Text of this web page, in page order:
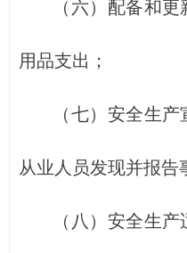
（六）配备和更
用品支出；
（七）安全生产
从业人员发现并报告
（八）安全生产